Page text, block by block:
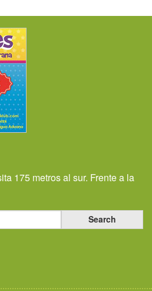
175 metros al sur. Frente a la